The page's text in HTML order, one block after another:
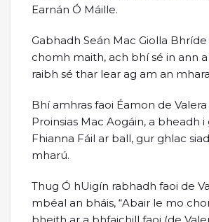
Earnán Ó Máille.
Gabhadh Seán Mac Giolla
chomh maith, ach bhí sé in ann
raibh sé thar lear ag am an
Bhí amhras faoi Éamon de
Proinsias Mac Aogáin, a bheadh
Fhianna Fáil ar ball, gur ghlac
mharú.
Thug Ó hUigín rabhadh faoi de
mbéal an bháis, “Abair le mo